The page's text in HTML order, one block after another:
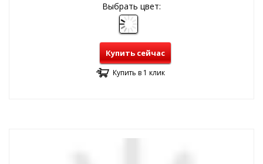
Выбрать цвет:
Купить сейчас
Купить в 1 клик